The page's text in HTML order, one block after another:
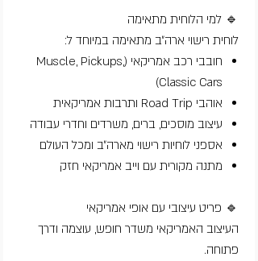
🔹 למי הלוחית מתאימה
לוחית רישוי ארה״ב מתאימה במיוחד ל:
חובבי רכב אמריקאי (Muscle, Pickups,
Classic Cars)
אוהבי Road Trip ותרבות אמריקאית
עיצוב מוסכים, ברים, משרדים וחדרי עבודה
אספני לוחיות רישוי מארה״ב ומכל העולם
מתנה מקורית עם וייב אמריקאי חזק
🔹 פריט עיצובי עם אופי אמריקאי
העיצוב האמריקאי משדר חופש, עוצמה ודרך
פתוחה.